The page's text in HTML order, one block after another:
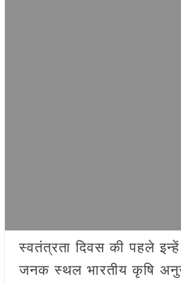
स्वतंत्रता दिवस की पहले
जनक स्थल भारतीय कृषि